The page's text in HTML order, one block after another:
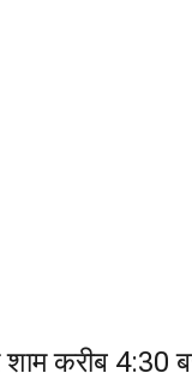
शाम करीब 4:30